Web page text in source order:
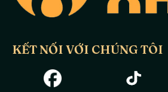
KẾT NỐI VỚI CHÚNG TÔI